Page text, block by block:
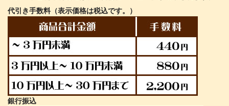
代引き手数料（表示価格は税込です。）
銀行振込